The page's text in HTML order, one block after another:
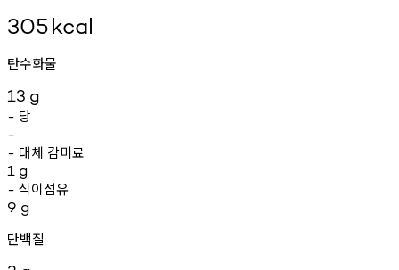
305kcal
탄수화물
13 g
- 당
-
- 대체 감미료
1 g
- 식이섬유
9 g
단백질